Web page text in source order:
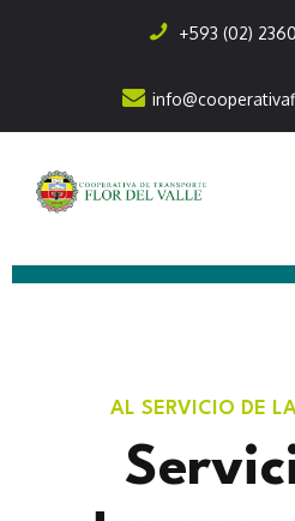
+593 (02)
AL SERVICIO DE